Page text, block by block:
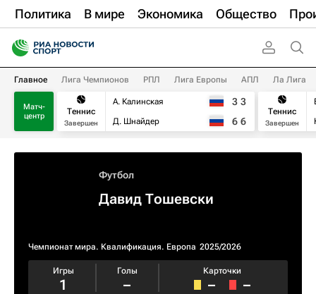
Политика В мире Экономика Общество
Главное Лига Чемпионов РПЛ Лига Европы АПЛ Ла Лига
Матч-
центр
Теннис
Завершен
А. Калинская
Д. Шнайдер
3 3
6 6
Теннис
Завершен
Футбол
Давид Тошевски
Чемпионат мира. Квалификация. Европа 2025/2026
Игры
1
Голы
–
Карточки
– –